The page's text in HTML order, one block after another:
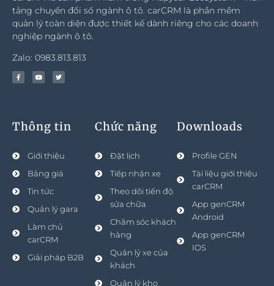
tảng chuyển đổi số ngành ô tô. carCRM là phần mềm
quản lý toàn diện được thiết kế dành riêng cho các doanh
nghiệp ngành ô tô.
Zalo: 0983.813.813
Thông tin
Giới thiệu
Bảng giá
Tin tức
Quản lý gara
Làm chủ
carCRM
Giải pháp B2B
Chức năng
Đặt lịch
Tiếp nhận xe
Theo dõi tiến độ
sửa chữa
Chăm sóc khách
hàng
Quản lý xe của
khách
Quản lý kho
Downloads
Profile GEN
Tài liệu giới thiệu
carCRM
App genCRM
Android
App genCRM
IOS